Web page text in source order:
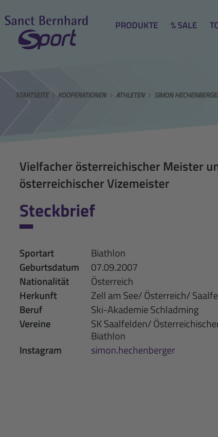
PRODUKTE % SALE
STARTSEITE KOOPERATIONEN ATHLETEN SIMON
Vielfacher österreichischer Meister
österreichischer Vizemeister
Steckbrief
Sportart
Biathlon
Geburtsdatum
07.09.2007
Nationalität
Österreich
Herkunft
Zell am See/ Österreich/
Beruf
Ski-Akademie Schladming
Vereine
SK Saalfelden/
Biathlon
Instagram
simon.hechenberger